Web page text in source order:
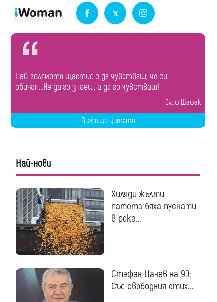
Най-голямото щастие е да чувстваш, че си
обичан...Не да го знаеш, а да го чувстваш!
Eлиф Шафак
Виж още цитати
Най-нови
Хиляди жълти
патета бяха пуснати
в река...
Стефан Цанев на 90:
Със свободния стих...